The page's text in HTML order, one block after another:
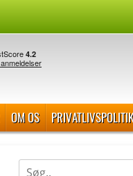
OM OS PRIVATLIVSPOLITIK
Søg